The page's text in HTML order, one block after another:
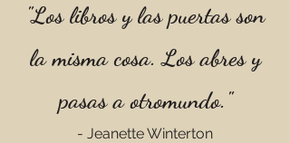
"Los libros y las puertas son
la misma cosa. Los abres y
pasas a otromundo."
- JeanetteWinterton